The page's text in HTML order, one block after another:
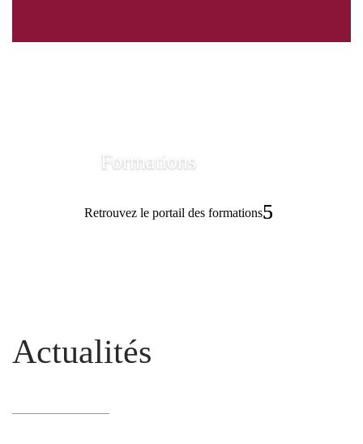
Formations
Retrouvez le portail des formations
Actualités